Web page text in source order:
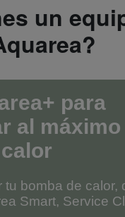
un
para
al máximo
tu bomba de calor,
Smart, Service